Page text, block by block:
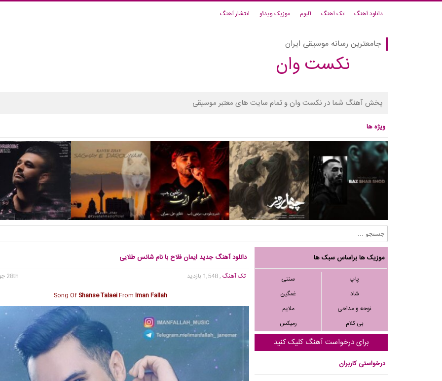
دانلود آهنگ تک آهنگ آلبوم موزیک ویدئو انتشار آهنگ
جامعترین رسانه موسیقی ایران
نکست وان
پخش آهنگ شما در نکست وان و تمام سایت های معتبر موسیقی
ویژه ها
موزیک ها براساس سبک ها
پاپ
سنتی
شاد
غمگین
نوحه و مداحی
ملایم
بی کلام
رمیکس
برای درخواست آهنگ کلیک کنید
درخواستی کاربران
دانلود آهنگ جدید ایمان فلاح با نام شانس طلایی
تک آهنگ, 1,548 بازدید
28th جولای 2016
Song Of Shanse TalaeiFromIman Fallah